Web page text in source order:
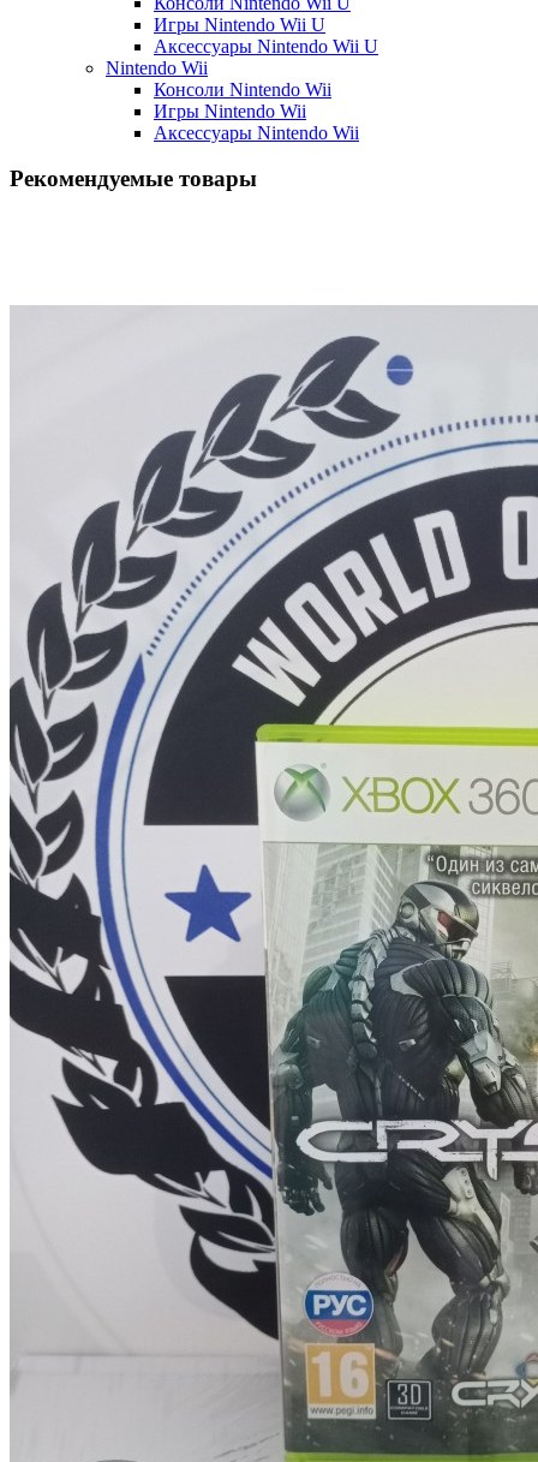
Игры Nintendo Wii U
Аксессуары Nintendo Wii U
Nintendo Wii
Консоли Nintendo Wii
Игры Nintendo Wii
Аксессуары Nintendo Wii
Рекомендуемые товары